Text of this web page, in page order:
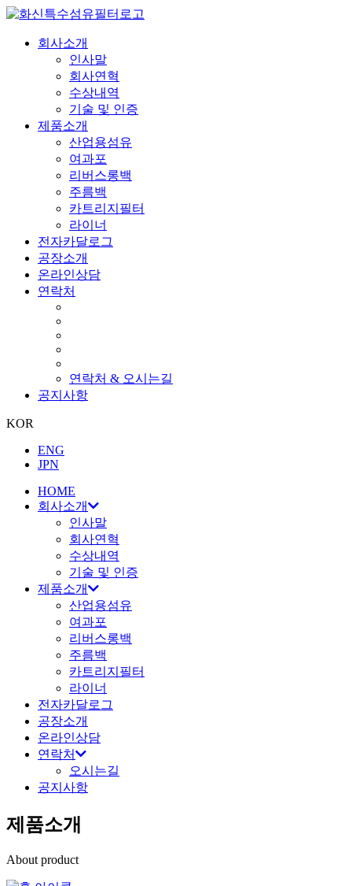
회사소개
인사말
회사연혁
수상내역
기술 및 인증
제품소개
산업용섬유
여과포
리버스롱백
주름백
카트리지필터
라이너
전자카달로그
공장소개
온라인상담
연락처
연락처 & 오시는길
공지사항
KOR
ENG
JPN
HOME
회사소개
인사말
회사연혁
수상내역
기술 및 인증
제품소개
산업용섬유
여과포
리버스롱백
주름백
카트리지필터
라이너
전자카달로그
공장소개
온라인상담
연락처
오시는길
공지사항
제품소개
About product